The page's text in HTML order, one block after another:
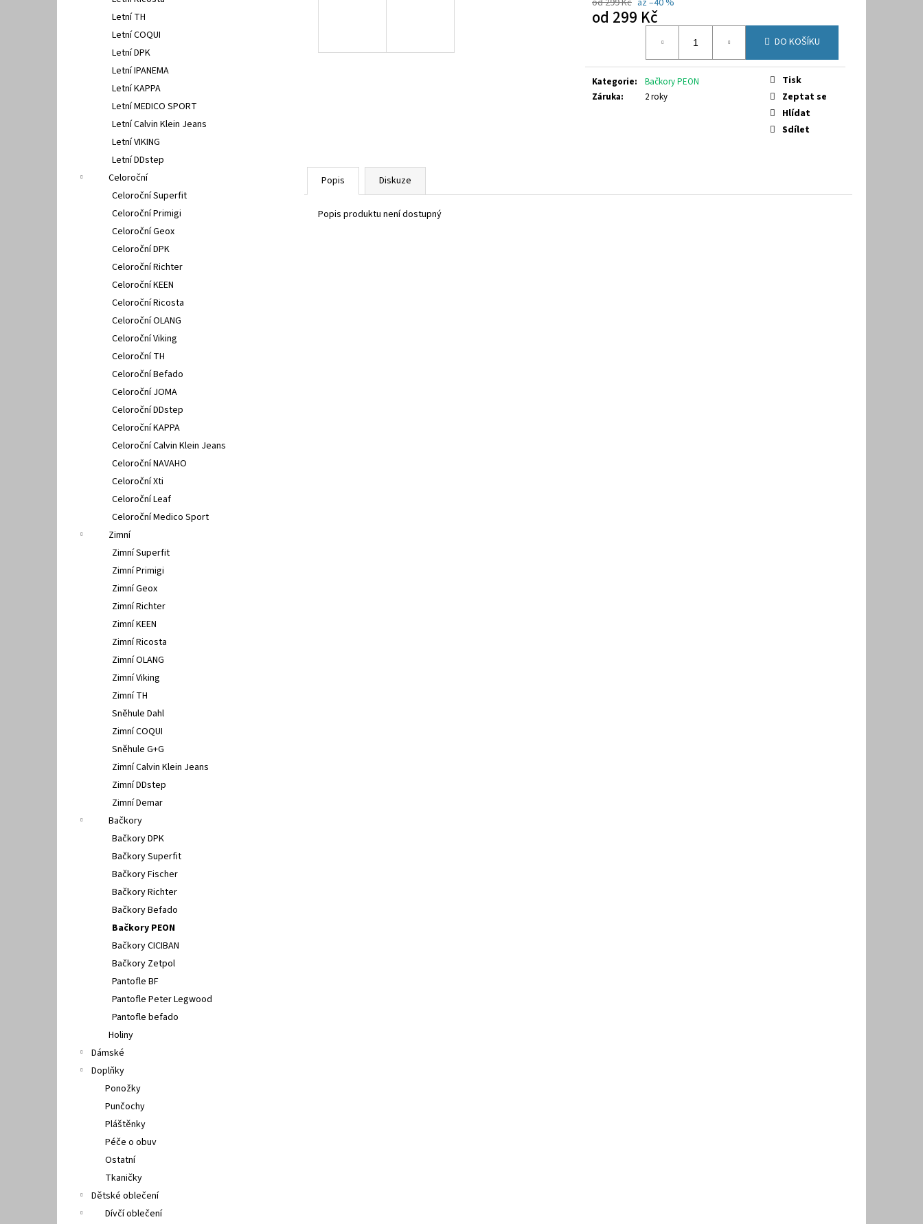
Letní TH
Letní COQUI
Letní DPK
Letní IPANEMA
Letní KAPPA
Letní MEDICO SPORT
Letní Calvin Klein Jeans
Letní VIKING
Letní DDstep
Celoroční
Celoroční Superfit
Celoroční Primigi
Celoroční Geox
Celoroční DPK
Celoroční Richter
Celoroční KEEN
Celoroční Ricosta
Celoroční OLANG
Celoroční Viking
Celoroční TH
Celoroční Befado
Celoroční JOMA
Celoroční DDstep
Celoroční KAPPA
Celoroční Calvin Klein Jeans
Celoroční NAVAHO
Celoroční Xti
Celoroční Leaf
Celoroční Medico Sport
Zimní
Zimní Superfit
Zimní Primigi
Zimní Geox
Zimní Richter
Zimní KEEN
Zimní Ricosta
Zimní OLANG
Zimní Viking
Zimní TH
Sněhule Dahl
Zimní COQUI
Sněhule G+G
Zimní Calvin Klein Jeans
Zimní DDstep
Zimní Demar
Bačkory
Bačkory DPK
Bačkory Superfit
Bačkory Fischer
Bačkory Richter
Bačkory Befado
Bačkory PEON
Bačkory CICIBAN
Bačkory Zetpol
Pantofle BF
Pantofle Peter Legwood
Pantofle befado
Holiny
Dámské
Doplňky
Ponožky
Punčochy
Pláštěnky
Péče o obuv
Ostatní
Tkaničky
Dětské oblečení
Dívčí oblečení
od 299 Kč
DO KOŠÍKU
Kategorie:
Bačkory PEON
Záruka: 2 roky
Tisk
Zeptat se
Hlídat
Sdílet
Popis Diskuze
Popis produktu není dostupný
2 500 Kč